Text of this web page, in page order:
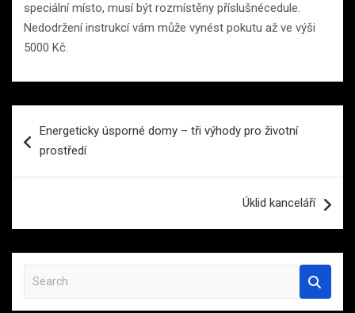
speciální místo, musí být rozmístěny příslušnécedule.
Nedodržení instrukcí vám může vynést pokutu až ve výši
5000 Kč.
proEnergeticky úsporné domy – tři výhody pro životní
prostředí
Úklid kanceláří